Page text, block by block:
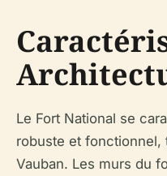
Le Fort National se
robuste et
Vauban. Les murs du